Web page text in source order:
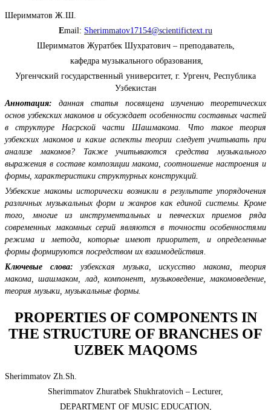
Шеримматов Ж.Ш.
Email: Sherimmatov17154@scientifictext.ru
Шеримматов Журатбек Шухратович – преподаватель,
кафедра музыкального образования,
Ургенчский государственный университет, г. Ургенч, Республика
Узбекистан
Аннотация:
данная статья посвящена изучению теоретических
основ узбекских макомов и обсуждает особенности составных частей
в структуре Насрской части Шашмакома. Что такое теория
узбекских макомов и какие аспекты теории следует учитывать при
анализе макомов? Также учитываются средства музыкального
выражения в составе композиции макома, соотношение настроения и
формы, характеристики структурных конструкций.
Узбекские макомы исторически возникли в результате упорядочения
различных музыкальных форм и жанров как единой системы. Кроме
того, многие из инструментальных и певческих приемов ряда
современных макомных серий являются в точности особенностями
режима и метода, которые имеют приоритет, и определенные
формы формируются посредством их взаимодействия.
Ключевые слова: узбекская музыка, искусство макома, теория
макома, шашмаком, лад, компонент, музыковедение, макомоведение,
теория музыки, музыкальные формы.
PROPERTIES OF COMPONENTS IN
THE STRUCTURE OF BRANCHES OF
UZBEK MAQOMS
Sherimmatov Zh.Sh.
Sherimmatov Zhuratbek Shukhratovich – Lecturer,
DEPARTMENT OF MUSIC EDUCATION,